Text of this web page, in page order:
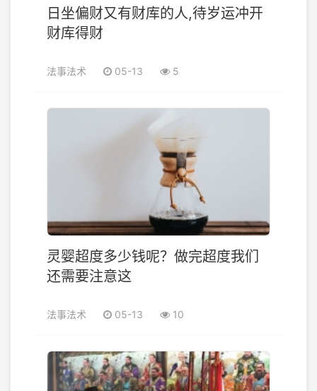
日坐偏财又有财库的人,待岁运冲开
财库得财
法事法术 05-13 5
灵婴超度多少钱呢？做完超度我们
还需要注意这
法事法术 05-13 10